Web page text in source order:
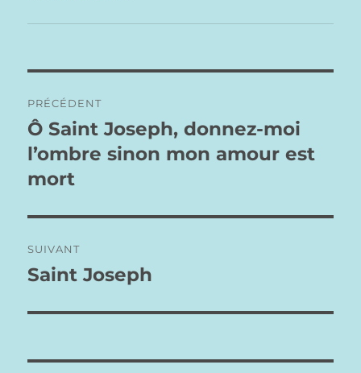
de
l’article
PRÉCÉDENT
Publication
précédente :
Ô Saint Joseph, donnez-moi
l’ombre sinon mon amour est
mort
SUIVANT
Publication
Saint Joseph